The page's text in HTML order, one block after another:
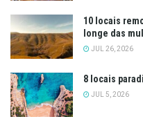
10 locais
longe das
JUL 26, 2026
8 locais
JUL 5, 2026